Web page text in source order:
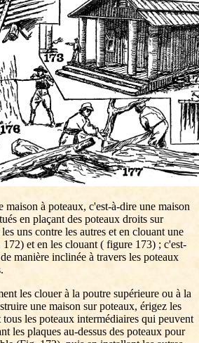
à poteaux, c'est-à-dire une maison
en plaçant des poteaux droits sur
uns contre les autres et en clouant une
172) et en les clouant ( figure 173) ; c'est-
manière inclinée à travers les poteaux
les clouer à la poutre supérieure ou à la
une maison sur poteaux, érigez les
les poteaux intermédiaires qui peuvent
les plaques au-dessus des poteaux pour